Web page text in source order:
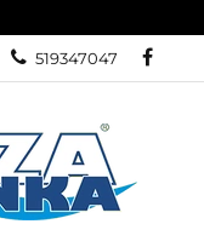
519347047
KATEGORIE